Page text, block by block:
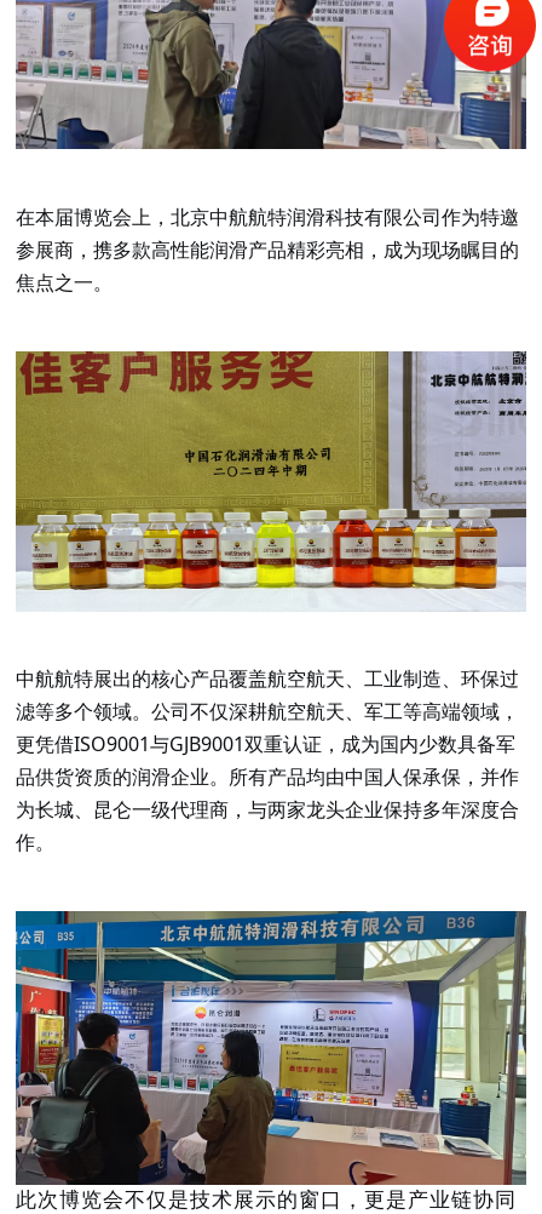
在本届博览会上，北京中航航特润滑科技有限公司作为特邀
参展商，携多款高性能润滑产品精彩亮相，成为现场瞩目的
焦点之一。
中航航特展出的核心产品覆盖航空航天、工业制造、环保过
滤等多个领域。公司不仅深耕航空航天、军工等高端领域，
更凭借ISO9001与GJB9001双重认证，成为国内少数具备军
品供货资质的润滑企业。所有产品均由中国人保承保，并作
为长城、昆仑一级代理商，与两家龙头企业保持多年深度合
作。
此次博览会不仅是技术展示的窗口，更是产业链协同